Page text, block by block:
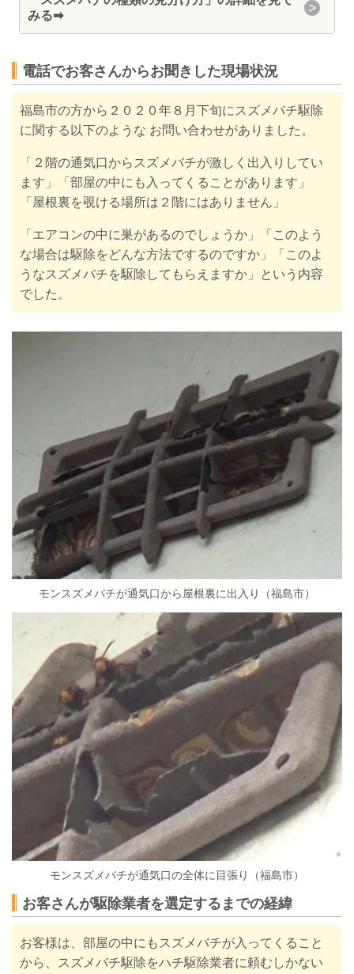
みる➡
電話でお客さんからお聞きした現場状況
福島市の方から２０２０年８月下旬にスズメバチ駆除
に関する以下のような お問い合わせがありました。
「２階の通気口からスズメバチが激しく出入りしてい
ます」「部屋の中にも入ってくることがあります」
「屋根裏を覗ける場所は２階にはありません」
「エアコンの中に巣があるのでしょうか」
「このよう
な場合は駆除をどんな方法でするのですか」「このよ
うなスズメバチを駆除してもらえますか」
という内容
でした。
モンスズメバチが通気口から屋根裏に出入り（福島市）
モンスズメバチが通気口の全体に目張り（福島市）
お客さんが駆除業者を選定するまでの経緯
お客様は、部屋の中にもスズメバチが入ってくること
から、スズメバチ駆除をハチ駆除業者に頼むしかない